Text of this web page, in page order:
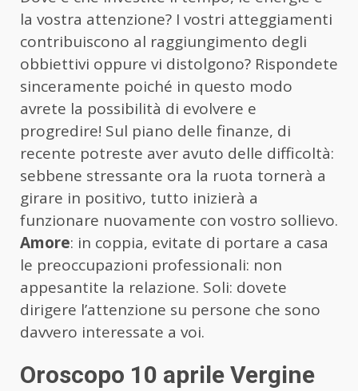
la vostra attenzione? I vostri atteggiamenti
contribuiscono al raggiungimento degli
obbiettivi oppure vi distolgono? Rispondete
sinceramente poiché in questo modo
avrete la possibilità di evolvere e
progredire! Sul piano delle finanze, di
recente potreste aver avuto delle difficoltà:
sebbene stressante ora la ruota tornerà a
girare in positivo, tutto inizierà a
funzionare nuovamente con vostro sollievo.
Amore: in coppia, evitate di portare a casa
le preoccupazioni professionali: non
appesantite la relazione. Soli: dovete
dirigere l’attenzione su persone che sono
davvero interessate a voi.
Oroscopo 10 aprile Vergine